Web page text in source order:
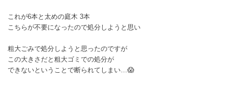
これが6本と太めの庭木 3本
こちらが不要になったので処分しようと思い
粗大ごみで処分しようと思ったのですが
この大きさだと粗大ゴミでの処分が
できないということで断られてしまい…😱